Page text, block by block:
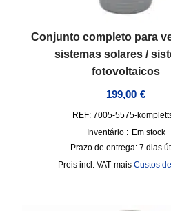
Conjunto completo para
sistemas solares /
fotovoltaicos
199,00 €
REF: 7005-5575-
Inventário : Em stock
Prazo de entrega: 7 dias
incl. VAT mais Custos